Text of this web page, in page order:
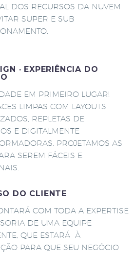
DOS RECURSOS DA NUVEM
SUPER E SUB
· EXPERIÊNCIA DO
EM PRIMEIRO LUGAR!
LIMPAS COM LAYOUTS
REPLETAS DE
E DIGITALMENTE
PROJETAMOS AS
SEREM FÁCEIS E
DO CLIENTE
COM TODA A EXPERTISE
DE UMA EQUIPE
QUE ESTARÁ À
PARA QUE SEU NEGÓCIO